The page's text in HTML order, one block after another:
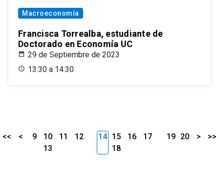
Macroeconomía
Francisca Torrealba, estudiante de
Doctorado en Economía UC
29 de Septiembre de 2023
13:30 a 14:30
<< < 9 10 11
12
13
14 15 16
17
18
19 20 > >>